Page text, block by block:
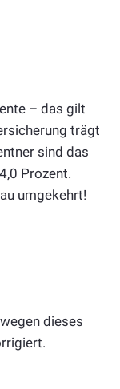
– das gilt
trägt
sind das
Prozent.
umgekehrt!
dieses